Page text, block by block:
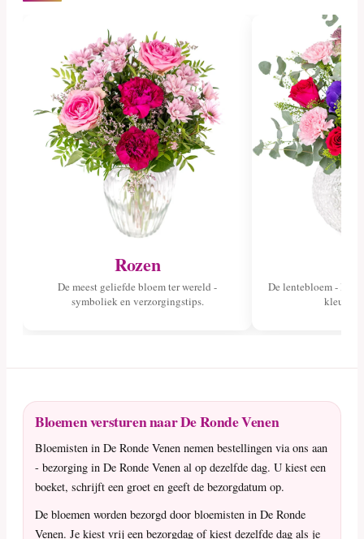
Rozen
De meest geliefde bloem ter wereld -
symboliek en verzorgingstips.
De lentebloem - lees
kleuren
Bloemen versturen naar De Ronde Venen
Bloemisten in De Ronde Venen nemen bestellingen via ons aan
- bezorging in De Ronde Venen al op dezelfde dag. U kiest een
boeket, schrijft een groet en geeft de bezorgdatum op.
De bloemen worden bezorgd door bloemisten in De Ronde
Venen. Je kiest vrij een bezorgdag of kiest dezelfde dag als je